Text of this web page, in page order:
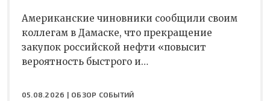
Американские чиновники сообщили своим
коллегам в Дамаске, что прекращение
закупок российской нефти «повысит
вероятность быстрого и…
05.08.2026 | ОБЗОР СОБЫТИЙ